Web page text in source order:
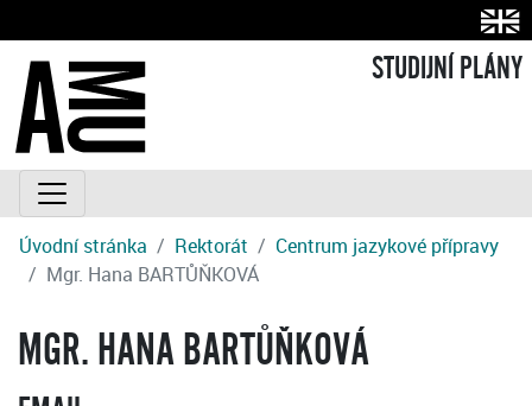
STUDIJNÍ PLÁNY
Úvodní stránka Rektorát
Centrum jazykové přípravy
Mgr. Hana BARTŮŇKOVÁ
MGR. HANA BARTŮŇKOVÁ